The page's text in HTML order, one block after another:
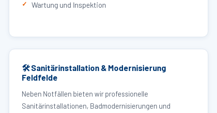
Wartung und Inspektion
🛠 Sanitärinstallation & Modernisierung
Feldfelde
Neben Notfällen bieten wir professionelle
Sanitärinstallationen, Badmodernisierungen und